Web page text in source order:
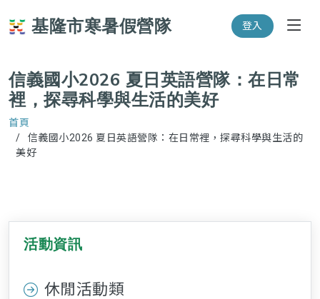
基隆市寒暑假營隊 登入
信義國小2026 夏日英語營隊：在日常
裡，探尋科學與生活的美好
首頁
信義國小2026 夏日英語營隊：在日常裡，探尋科學與生活的
美好
活動資訊
休閒活動類